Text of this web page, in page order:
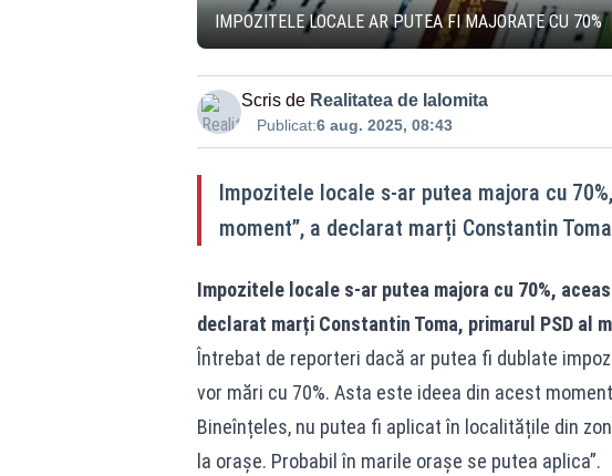
IMPOZITELE LOCALE AR PUTEA FI MAJORATE CU 70%
Scris de Realitatea de Ialomita
Publicat:6 aug. 2025, 08:43
Impozitele locale s-ar putea majora cu
moment”, a declarat marți Constantin
Impozitele locale s-ar putea majora cu 70%,
declarat marți Constantin Toma, primarul PSD al
Întrebat de reporteri dacă ar putea fi dublate
vor mări cu 70%. Asta este ideea din acest
Bineînțeles, nu putea fi aplicat în localitățile din
la orașe. Probabil în marile orașe se putea aplica”.